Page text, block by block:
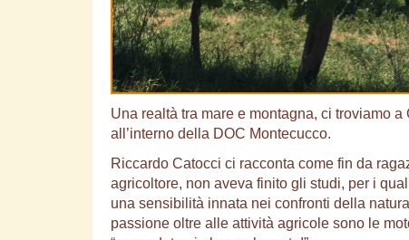
Una realtà tra mare e montagna, ci troviamo
all’interno della DOC Montecucco.
Riccardo Catocci ci racconta come fin da
agricoltore, non aveva finito gli studi, per i
una sensibilità innata nei confronti della
passione oltre alle attività agricole sono le